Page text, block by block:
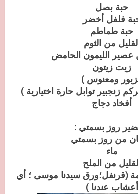
حبة بصل
فلفل أخضر
حبة طماطم
من الثوم
عصير الليمون الحامض
زيت زيتون
ومعنوس )
زنجبير توابل حارة اختيارية )
أفخاد دجاج
روز بسمتي :
من روز بسمتي
ماء
من الملح
(قرنفل؛ورق سيدنا موسى ؛ أي
أعشاب عندنا )